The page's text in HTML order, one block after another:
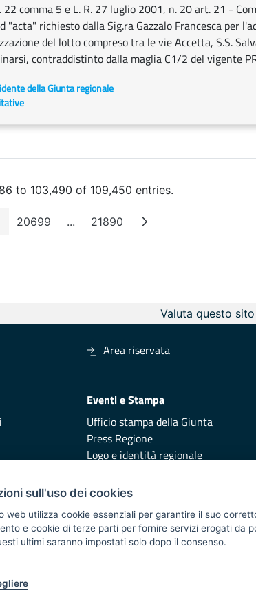
comma 5 e L. R. 27 luglio 2001, n. 20 art. 21 -
richiesto dalla Sig.ra Gazzalo Francesca per
del lotto compreso tra le vie Accetta, S.S.
contraddistinto dalla maglia C1/2 del vigente
della Giunta regionale
to 103,490 of 109,450 entries.
Page
20699 ...Intermediate Pages
Page
21890
Valuta questo sito
Area riservata
Eventi e Stampa
Ufficio stampa della Giunta
Press Regione
Logo e identità regionale
Redazione
Presentazione
Responsabili di pubblicazione
Puglia 2014/2020 - Asse XI
sull'uso dei cookies
web utilizza cookie essenziali per garantire il suo
e cookie di terze parti per fornire servizi erogati da
ultimi saranno impostati solo dopo il consenso.